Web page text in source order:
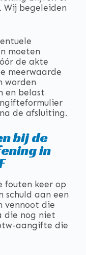
Wij begeleiden
moeten
de akte
meerwaarde
worden
en belast
de afsluiting.
bij de
in
fouten keer op
schuld aan een
vennoot die
die nog niet
aangifte die